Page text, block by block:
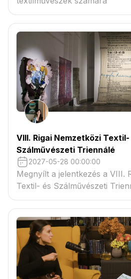
VIII. Rigai Nemzetközi
Szálművészeti Triennálé
2027-05-28 00:00:00
Megnyílt a jelentkezés a VIII.
Textil- és Szálművészeti